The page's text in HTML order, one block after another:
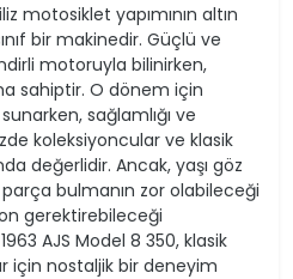
motosiklet yapımının altın
bir makinedir. Güçlü ve
motoruyla bilinirken,
sahiptir. O dönem için
sağlamlığı ve
koleksiyoncular ve klasik
değerlidir. Ancak, yaşı göz
parça bulmanın zor olabileceği
gerektirebileceği
AJS Model 8 350, klasik
için nostaljik bir deneyim